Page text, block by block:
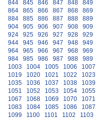
844 845 846 847 848 849
864
865 866 867 868 869
884
885 886 887 888 889
904
905 906 907 908 909
924
925 926 927 928 929
944
945 946 947 948 949
964
965 966 967 968 969
984
985 986 987 988 989
1003
1004 1005 1006 1007
1019
1020 1021 1022 1023
1035
1036 1037 1038 1039
1051
1052 1053 1054 1055
1067
1068 1069 1070 1071
1083
1084 1085 1086 1087
1099
1100 1101 1102 1103